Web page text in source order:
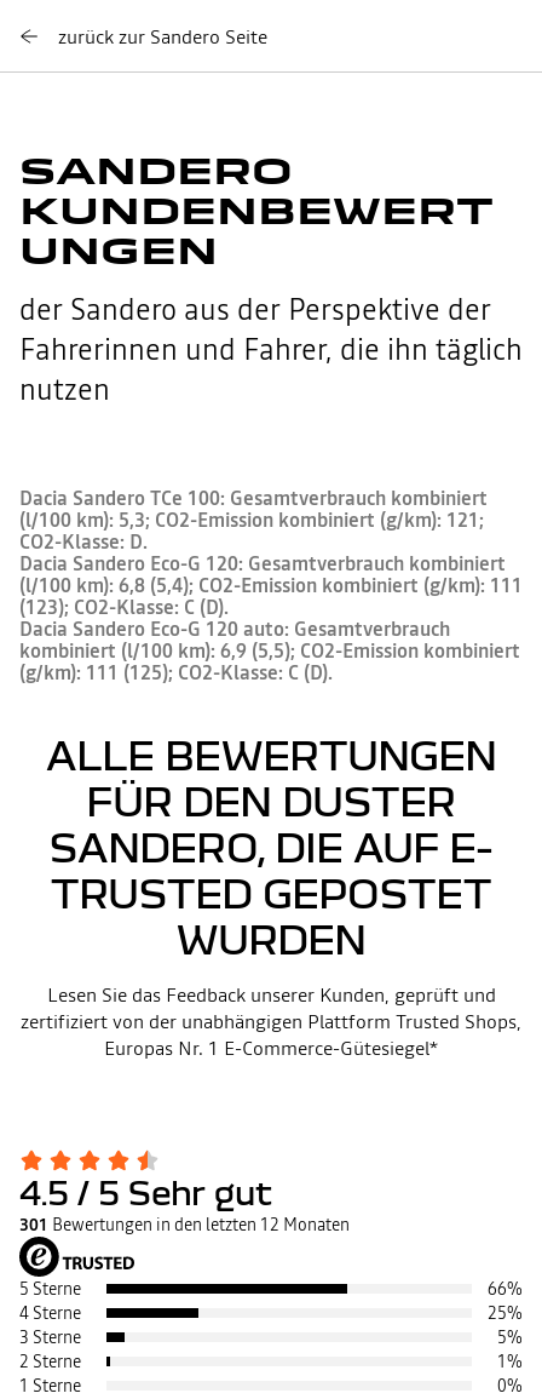
zurück zur Sandero Seite
SANDERO
KUNDENBEWERT
UNGEN
der Sandero aus der Perspektive der
Fahrerinnen und Fahrer, die ihn täglich
nutzen
Dacia Sandero TCe 100: Gesamtverbrauch kombiniert
(l/100 km): 5,3; CO2-Emission kombiniert (g/km): 121;
CO2-Klasse: D.
Dacia Sandero Eco-G 120: Gesamtverbrauch kombiniert
(l/100 km): 6,8 (5,4); CO2-Emission kombiniert (g/km): 111
(123); CO2-Klasse: C (D).
Dacia Sandero Eco-G 120 auto: Gesamtverbrauch
kombiniert (l/100 km): 6,9 (5,5); CO2-Emission kombiniert
(g/km): 111 (125); CO2-Klasse: C (D).
ALLE BEWERTUNGEN
FÜR DEN DUSTER
SANDERO, DIE AUF E-
TRUSTED GEPOSTET
WURDEN
Lesen Sie das Feedback unserer Kunden, geprüft und
zertifiziert von der unabhängigen Plattform Trusted Shops,
Europas Nr. 1 E-Commerce-Gütesiegel*
4.5 / 5 Sehr gut
301 Bewertungen in den letzten 12 Monaten
5 Sterne 66%
4 Sterne
25%
3 Sterne
5%
2 Sterne
1%
1 Sterne
0%